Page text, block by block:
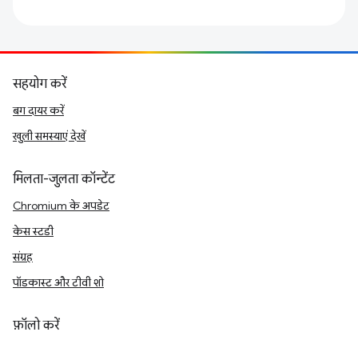
सहयोग करें
बग दायर करें
खुली समस्याएं देखें
मिलता-जुलता कॉन्टेंट
Chromium के अपडेट
केस स्टडी
संग्रह
पॉडकास्ट और टीवी शो
फ़ॉलो करें